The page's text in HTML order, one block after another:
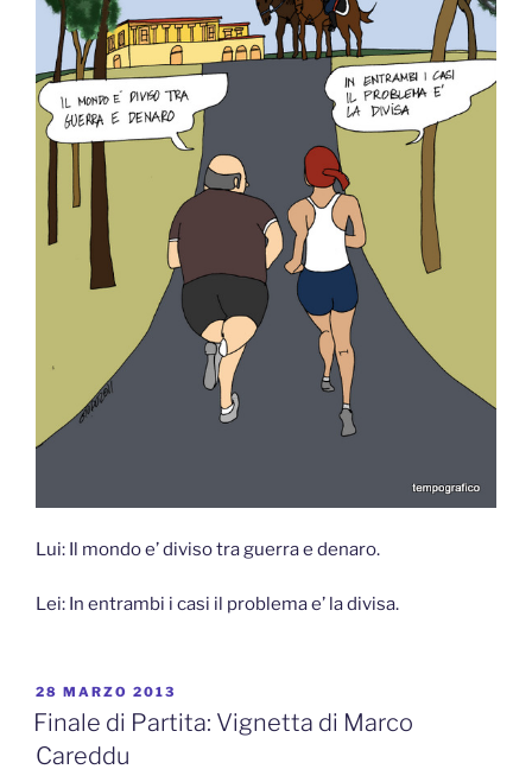
Lui: Il mondo e’ diviso tra guerra e denaro.
Lei: In entrambi i casi il problema e’ la divisa.
PUBBLICATO
IL
28 MARZO 2013
Finale di Partita: Vignetta di Marco
Careddu